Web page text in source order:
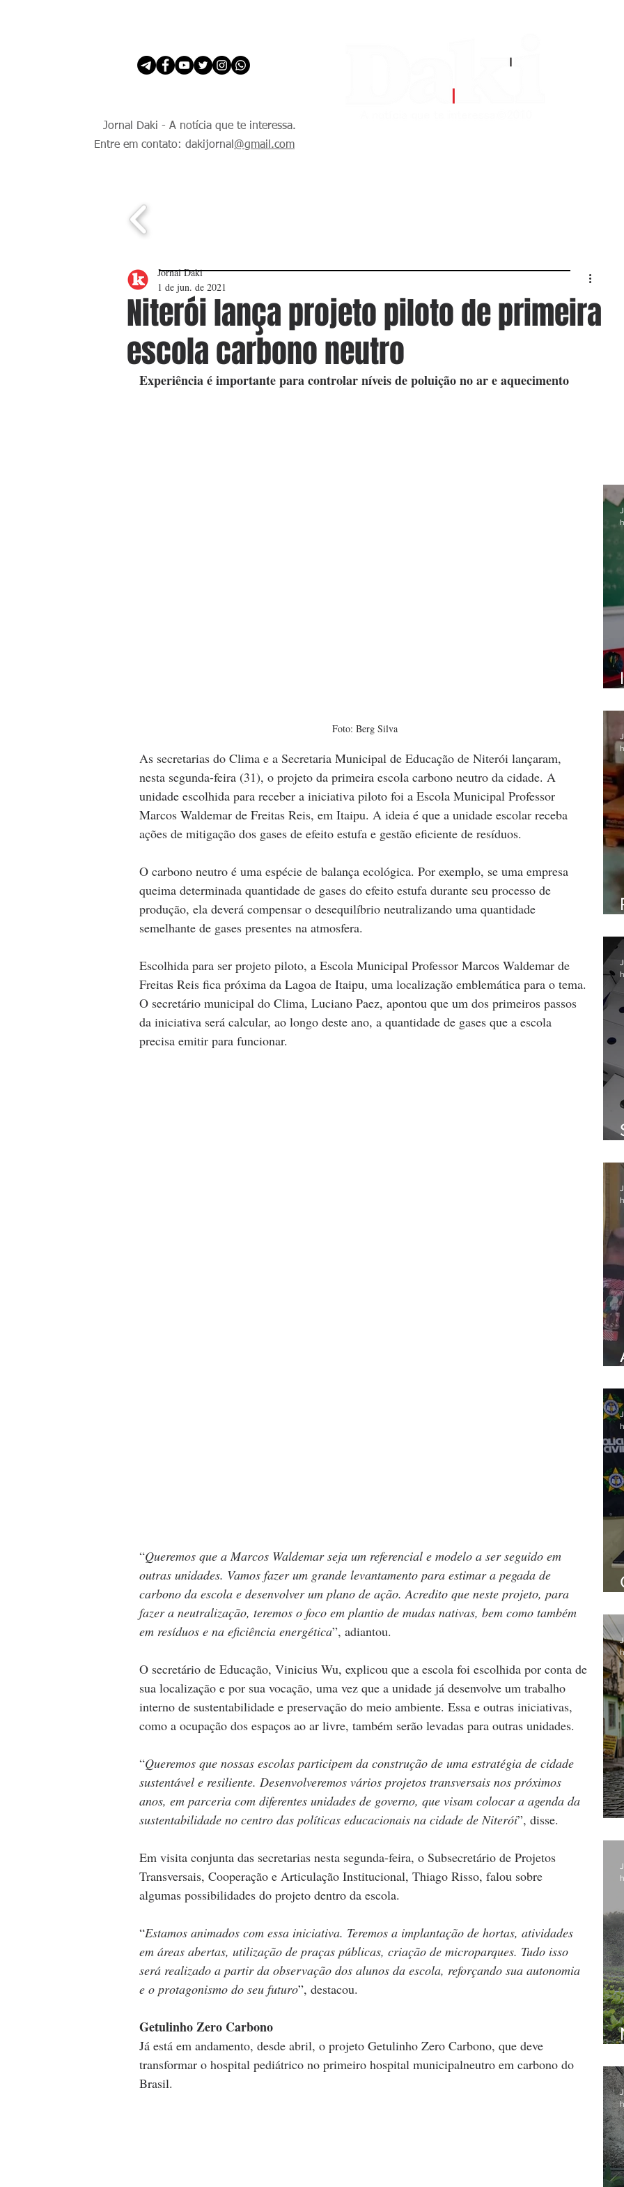
Jornal Daki - A notícia que te interessa.
Entre em contato: dakijornal @gmail.com
Niterói lança projeto piloto de primeira
escola carbono neutro
Jornal Daki
1 de jun. de 2021
Experiência é importante para controlar níveis de poluição no ar e aquecimento
Foto: Berg Silva
As secretarias do Clima e a Secretaria Municipal de Educação de Niterói lançaram,
nesta segunda-feira (31), o projeto da primeira escola carbono neutro da cidade. A
unidade escolhida para receber a iniciativa piloto foi a Escola Municipal Professor
Marcos Waldemar de Freitas Reis, em Itaipu. A ideia é que a unidade escolar receba
ações de mitigação dos gases de efeito estufa e gestão eficiente de resíduos.
O carbono neutro é uma espécie de balança ecológica. Por exemplo, se uma empresa
queima determinada quantidade de gases do efeito estufa durante seu processo de
produção, ela deverá compensar o desequilíbrio neutralizando uma quantidade
semelhante de gases presentes na atmosfera.
Escolhida para ser projeto piloto, a Escola Municipal Professor Marcos Waldemar de
Freitas Reis fica próxima da Lagoa de Itaipu, uma localização emblemática para o tema.
O secretário municipal do Clima, Luciano Paez, apontou que um dos primeiros passos
da iniciativa será calcular, ao longo deste ano, a quantidade de gases que a escola
precisa emitir para funcionar.
“Queremos que a Marcos Waldemar seja um referencial e modelo a ser seguido em
outras unidades. Vamos fazer um grande levantamento para estimar a pegada de
carbono da escola e desenvolver um plano de ação. Acredito que neste projeto, para
fazer a neutralização, teremos o foco em plantio de mudas nativas, bem como também
em resíduos e na eficiência energética”, adiantou.
O secretário de Educação, Vinicius Wu, explicou que a escola foi escolhida por conta de
sua localização e por sua vocação, uma vez que a unidade já desenvolve um trabalho
interno de sustentabilidade e preservação do meio ambiente. Essa e outras iniciativas,
como a ocupação dos espaços ao ar livre, também serão levadas para outras unidades.
“Queremos que nossas escolas participem da construção de uma estratégia de cidade
sustentável e resiliente. Desenvolveremos vários projetos transversais nos próximos
anos, em parceria com diferentes unidades de governo, que visam colocar a agenda da
sustentabilidade no centro das políticas educacionais na cidade de Niterói”, disse.
Em visita conjunta das secretarias nesta segunda-feira, o Subsecretário de Projetos
Transversais, Cooperação e Articulação Institucional, Thiago Risso, falou sobre
algumas possibilidades do projeto dentro da escola.
“Estamos animados com essa iniciativa. Teremos a implantação de hortas, atividades
em áreas abertas, utilização de praças públicas, criação de microparques. Tudo isso
será realizado a partir da observação dos alunos da escola, reforçando sua autonomia
e o protagonismo do seu futuro”, destacou.
Getulinho Zero Carbono
Já está em andamento, desde abril, o projeto Getulinho Zero Carbono, que deve
transformar o hospital pediátrico no primeiro hospital municipalneutro em carbono do
Brasil.